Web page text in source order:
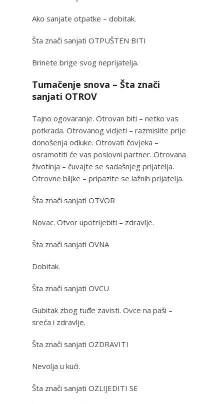
Ako sanjate otpatke – dobitak.
Šta znači sanjati OTPUŠTEN BITI
Brinete brige svog neprijatelja.
Tumačenje snova – Šta znači
sanjati OTROV
Tajno ogovaranje. Otrovan biti – netko vas
potkrada. Otrovanog vidjeti – razmislite prije
donošenja odluke. Otrovati čovjeka –
osramotiti će vas poslovni partner. Otrovana
životinja – čuvajte se sadašnjeg prijatelja.
Otrovne biljke – pripazite se lažnih prijatelja.
Šta znači sanjati OTVOR
Novac. Otvor upotrijebiti – zdravlje.
Šta znači sanjati OVNA
Dobitak.
Šta znači sanjati OVCU
Gubitak zbog tuđe zavisti. Ovce na paši –
sreća i zdravlje.
Šta znači sanjati OZDRAVITI
Nevolja u kući.
Šta znači sanjati OZLIJEDITI SE